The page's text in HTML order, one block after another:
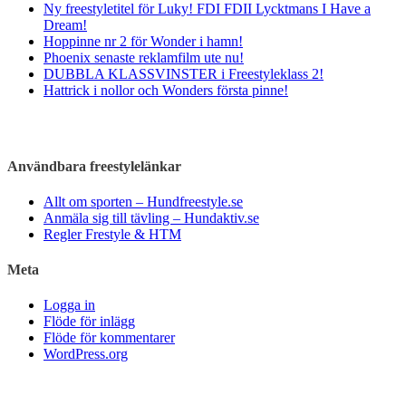
Ny freestyletitel för Luky! FDI FDII Lycktmans I Have a
Dream!
Hoppinne nr 2 för Wonder i hamn!
Phoenix senaste reklamfilm ute nu!
DUBBLA KLASSVINSTER i Freestyleklass 2!
Hattrick i nollor och Wonders första pinne!
Användbara freestylelänkar
Allt om sporten – Hundfreestyle.se
Anmäla sig till tävling – Hundaktiv.se
Regler Frestyle & HTM
Meta
Logga in
Flöde för inlägg
Flöde för kommentarer
WordPress.org